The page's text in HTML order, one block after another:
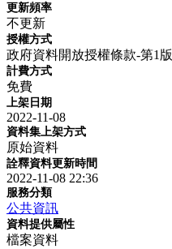
更新頻率
不更新
授權方式
政府資料開放授權條款-第1版
計費方式
免費
上架日期
2022-11-08
資料集上架方式
原始資料
詮釋資料更新時間
2022-11-08 22:36
服務分類
公共資訊
資料提供屬性
檔案資料